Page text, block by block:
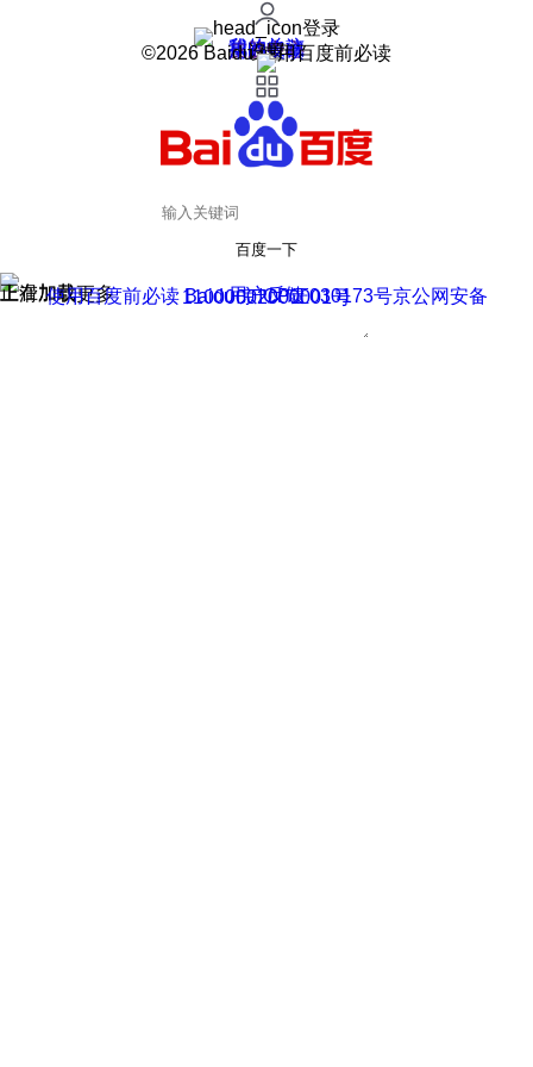
登录
我的关注
我的收藏
皮肤中心
用户反馈
设置
©2026 Baidu 使用百度前必读
百度一下
正在加载
上滑加载更多 用户反馈
使用百度前必读 Baidu 京ICP证030173号
京公网安备11000002000001号